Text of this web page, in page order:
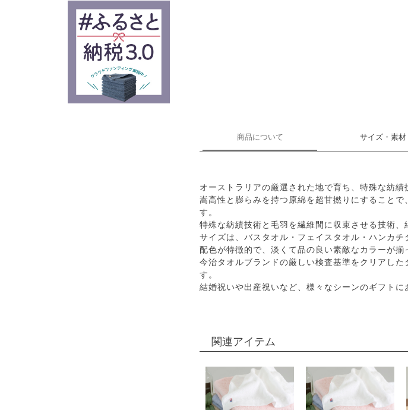
商品について サイズ・素材
オーストラリアの厳選された地で育ち、特殊な紡績
嵩高性と膨らみを持つ原綿を超甘撚りにすること
す。
特殊な紡績技術と毛羽を繊維間に収束させる技術
サイズは、バスタオル・フェイスタオル・ハンカチ
配色が特徴的で、淡くて品の良い素敵なカラーが揃
今治タオルブランドの厳しい検査基準をクリアし
す。
結婚祝いや出産祝いなど、様々なシーンのギフトに
関連アイテム